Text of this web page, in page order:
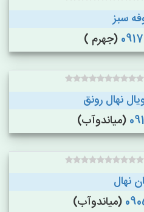
سبز
(جهرم )
نهال رونق
(میاندوآب)
نهال
(میاندوآب)